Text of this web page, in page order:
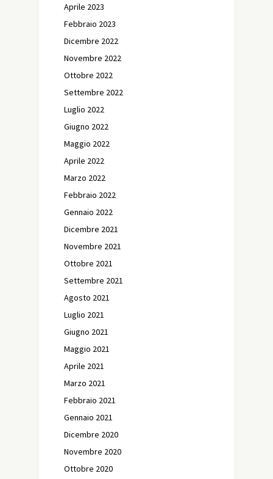
Aprile 2023
Febbraio 2023
Dicembre 2022
Novembre 2022
Ottobre 2022
Settembre 2022
Luglio 2022
Giugno 2022
Maggio 2022
Aprile 2022
Marzo 2022
Febbraio 2022
Gennaio 2022
Dicembre 2021
Novembre 2021
Ottobre 2021
Settembre 2021
Agosto 2021
Luglio 2021
Giugno 2021
Maggio 2021
Aprile 2021
Marzo 2021
Febbraio 2021
Gennaio 2021
Dicembre 2020
Novembre 2020
Ottobre 2020